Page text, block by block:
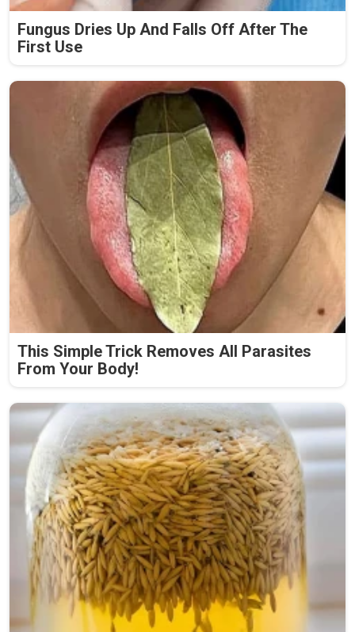
Fungus Dries Up And Falls Off After The
First Use
This Simple Trick Removes All Parasites
From Your Body!